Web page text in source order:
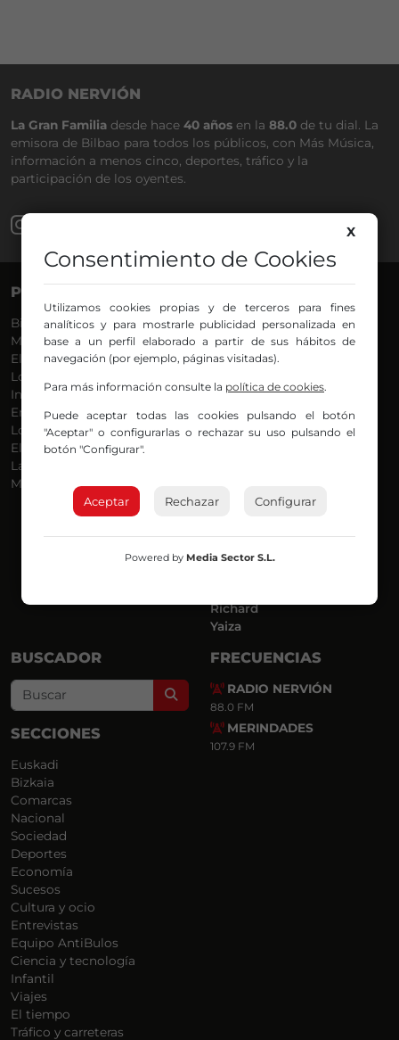
RADIO NERVIÓN
La Gran Familia desde hace 40 años en la 88.0 de tu dial. La
emisora de Bilbao para todos los públicos, con Más Música,
información a menos cinco, deportes, tráfico y la
participación de los oyentes.
PROGRAMAS
Bilbosport
Más Música
El Madrugador
Lo Más Nuevo
Informativos
En Ruta
Locos por la Música
El Supermadrugador
La Mañana de Radio Nervión
Más Madrugada
Agurtzane
Belén Ollero
Dani
Eva Argote
Endika
Iker
José Ignacio
Luis Carlos
Mar y Cielo
Richard
Yaiza
BUSCADOR
Search
SECCIONES
Euskadi
Bizkaia
Comarcas
Nacional
Sociedad
Deportes
Economía
Sucesos
Cultura y ocio
Entrevistas
Equipo AntiBulos
Ciencia y tecnología
Infantil
Viajes
El tiempo
Tráfico y carreteras
FRECUENCIAS
RADIO NERVIÓN
88.0 FM
MERINDADES
107.9 FM
X
Consentimiento de Cookies
Utilizamos cookies propias y de terceros para fines
analíticos y para mostrarle publicidad personalizada en
base a un perfil elaborado a partir de sus hábitos de
navegación (por ejemplo, páginas visitadas).
Para más información consulte la política de cookies.
Puede aceptar todas las cookies pulsando el botón
"Aceptar" o configurarlas o rechazar su uso pulsando el
botón "Configurar".
Aceptar Rechazar Configurar
Powered by Media Sector S.L.